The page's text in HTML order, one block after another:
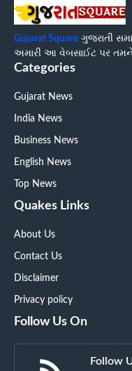
Gujarat Square ગુજરાતી
અમારી આ વેબસાઈટ પર તમને
Categories
Gujarat News
India News
Business News
English News
Top News
Quakes Links
About Us
Contact Us
Disclaimer
Privacy policy
Follow Us On
Follow